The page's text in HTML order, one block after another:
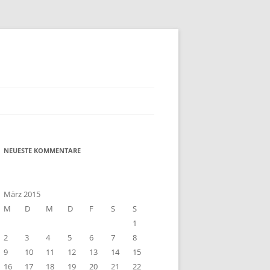
NEUESTE KOMMENTARE
März 2015
M
D M D F S
S
1
2
3 4 5 6 7
8
9
10 11 12 13 14
15
16
17 18 19 20 21
22